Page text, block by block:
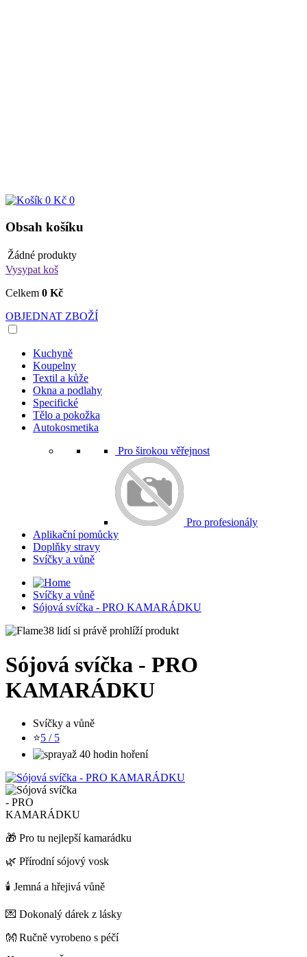
0 Kč 0
Obsah košíku
Žádné produkty
Vysypat koš
Celkem 0 Kč
OBJEDNAT ZBOŽÍ
Kuchyně
Koupelny
Textil a kůže
Okna a podlahy
Specifické
Tělo a pokožka
Autokosmetika
Pro širokou věřejnost
Pro profesionály
Aplikační pomůcky
Doplňky stravy
Svíčky a vůně
Svíčky a vůně
Sójová svíčka - PRO KAMARÁDKU
38 lidí si právě prohlíží produkt
Sójová svíčka - PRO
KAMARÁDKU
Svíčky a vůně
⭐5 / 5
až 40 hodin hoření
🎁 Pro tu nejlepší kamarádku
🌿 Přírodní sójový vosk
🕯️ Jemná a hřejivá vůně
💌 Dokonalý dárek z lásky
👐 Ručně vyrobeno s péčí